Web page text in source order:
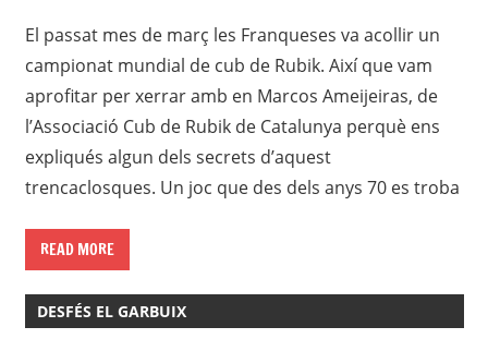
El passat mes de març les Franqueses va acollir un
campionat mundial de cub de Rubik. Així que vam
aprofitar per xerrar amb en Marcos Ameijeiras, de
l’Associació Cub de Rubik de Catalunya perquè ens
expliqués algun dels secrets d’aquest
trencaclosques. Un joc que des dels anys 70 es troba
READ MORE
DESFÉS EL GARBUIX